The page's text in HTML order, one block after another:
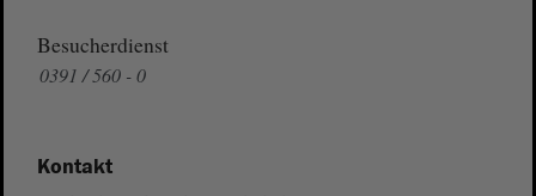
Besucherdienst
0391 / 560 - 0
Kontakt